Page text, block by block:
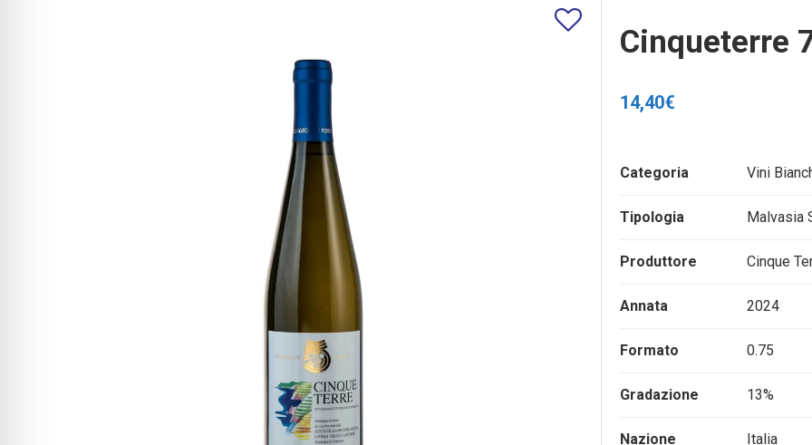
Cinqueterre
14,40€
Categoria Vini
Tipologia Malvasia
Produttore Cinque
Annata 2024
Formato 0.75
Gradazione 13%
Nazione Italia